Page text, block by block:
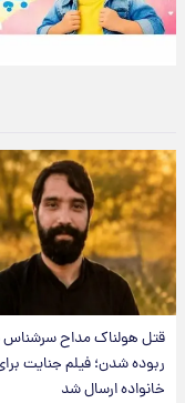
قتل هولناک مداح
ربوده شدن؛ فیلم جنایت
خانواده ارسال شد